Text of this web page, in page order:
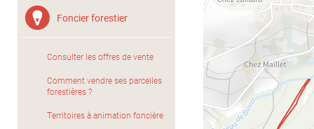
Foncier forestier
Consulter les offres de vente
Comment vendre ses parcelles
forestières ?
Territoires à animation foncière